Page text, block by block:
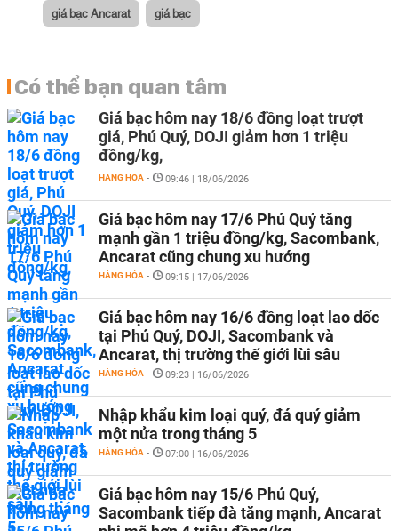
giá bạc Ancarat giá bạc
Có thể bạn quan tâm
Giá bạc hôm nay 18/6 đồng loạt trượt
giá, Phú Quý, DOJI giảm hơn 1 triệu
đồng/kg,
HÀNG HÓA - 09:46 | 18/06/2026
Giá bạc hôm nay 17/6 Phú Quý tăng
mạnh gần 1 triệu đồng/kg, Sacombank,
Ancarat cũng chung xu hướng
HÀNG HÓA - 09:15 | 17/06/2026
Giá bạc hôm nay 16/6 đồng loạt lao dốc
tại Phú Quý, DOJI, Sacombank và
Ancarat, thị trường thế giới lùi sâu
HÀNG HÓA - 09:23 | 16/06/2026
Nhập khẩu kim loại quý, đá quý giảm
một nửa trong tháng 5
HÀNG HÓA - 07:00 | 16/06/2026
Giá bạc hôm nay 15/6 Phú Quý,
Sacombank tiếp đà tăng mạnh, Ancarat